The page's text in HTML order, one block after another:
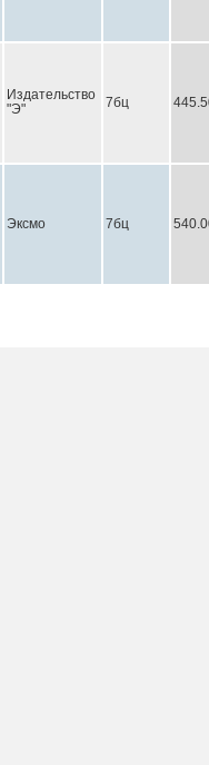
Издательство
"Э"
7бц
Эксмо 7бц